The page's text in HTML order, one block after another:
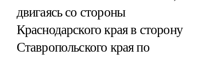
двигаясь со стороны
Краснодарского края в сторону
Ставропольского края по